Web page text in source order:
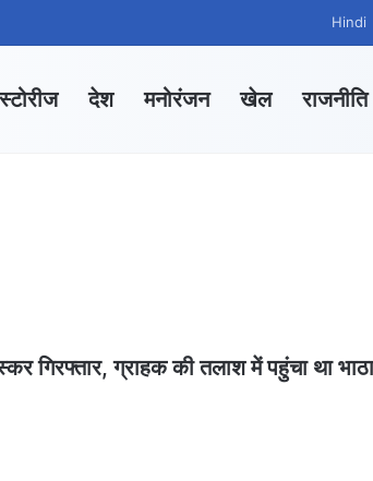
Hindi
देश मनोरंजन खेल राजनीति
गिरफ्तार, ग्राहक की तलाश में पहुंचा था